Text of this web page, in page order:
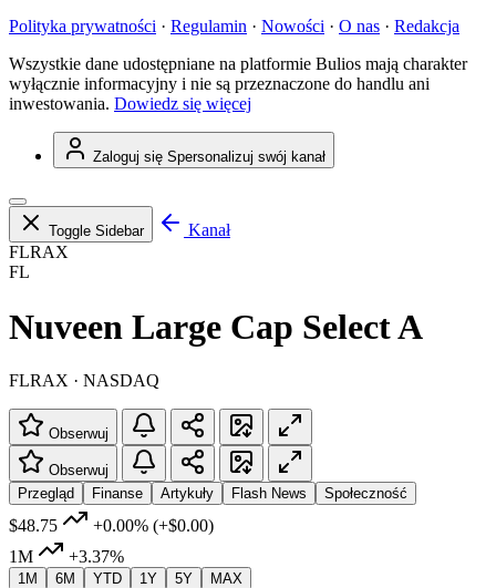
Polityka prywatności · Regulamin · Nowości · O nas · Redakcja
Wszystkie dane udostępniane na platformie Bulios mają charakter
wyłącznie informacyjny i nie są przeznaczone do handlu ani
inwestowania. Dowiedz się więcej
Zaloguj się Spersonalizuj swój kanał
Toggle Sidebar
Kanał
FLRAX
FL
Nuveen Large Cap Select A
FLRAX · NASDAQ
Obserwuj
Obserwuj
Przegląd
Finanse Artykuły Flash News Społeczność
$48.75 +0.00% (+$0.00)
1M
+3.37%
1M 6M YTD 1Y 5Y MAX